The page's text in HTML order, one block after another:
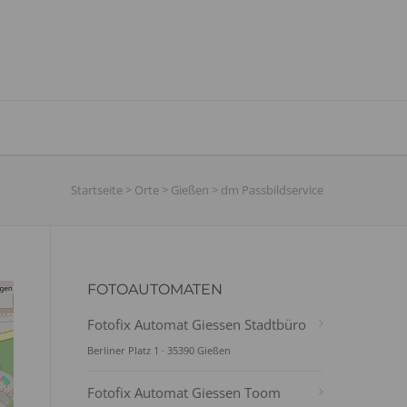
Startseite > Orte > Gießen > dm Passbildservice
FOTOAUTOMATEN
Fotofix Automat Giessen Stadtbüro
Berliner Platz 1 · 35390 Gießen
Fotofix Automat Giessen Toom